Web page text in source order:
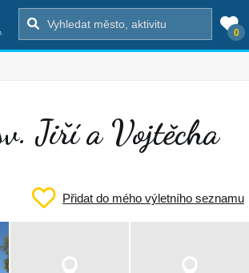
0
Jiří a Vojtěcha
Přidat do mého výletního seznamu